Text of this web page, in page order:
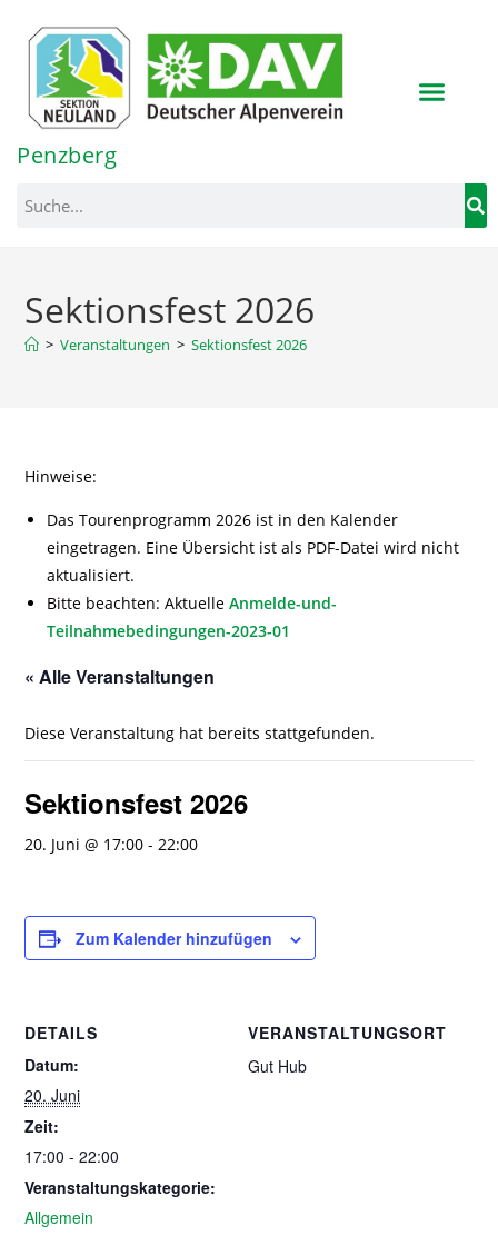
springen
Penzberg
Sektionsfest 2026
> Veranstaltungen > Sektionsfest 2026
Hinweise:
Das Tourenprogramm 2026 ist in den Kalender
eingetragen. Eine Übersicht ist als PDF-Datei wird nicht
aktualisiert.
Bitte beachten: Aktuelle Anmelde-und-
Teilnahmebedingungen-2023-01
« Alle Veranstaltungen
Diese Veranstaltung hat bereits stattgefunden.
Sektionsfest 2026
20. Juni @ 17:00 -22:00
Zum Kalender hinzufügen
DETAILS
Datum:
20. Juni
Zeit:
17:00 - 22:00
Veranstaltungskategorie:
Allgemein
VERANSTALTUNGSORT
Gut Hub